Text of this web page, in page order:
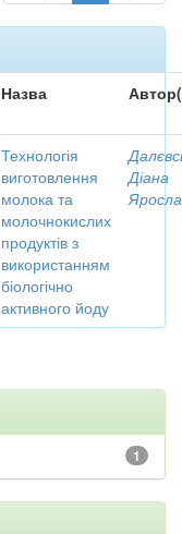
Назва
Технологія
виготовлення
молока та
молочнокислих
продуктів з
використанням
біологічно
активного йоду
Діана
1